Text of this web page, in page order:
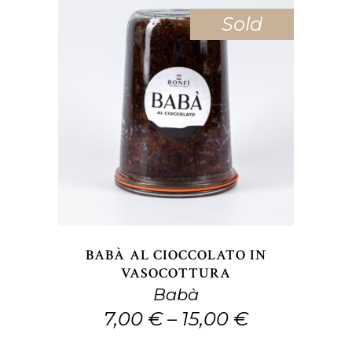
del
prodotto
Sold
SCEGLI
Questo
prodotto
ha
più
varianti.
opzioni
possono
scelte
BABÀ AL CIOCCOLATO IN
VASOCOTTURA
Babà
7,00 €– 15,00 €